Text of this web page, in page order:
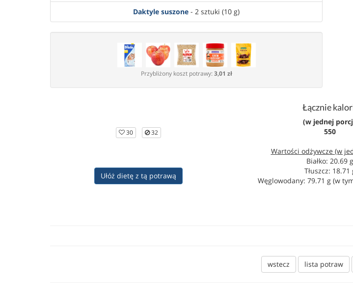
Daktyle suszone - 2 sztuki (10 g)
Przybliżony koszt potrawy:3,01 zł
30 32
Ułóż dietę z tą potrawą
Łącznie
(w jednej
550
Wartości odżywcze (w
Białko: 20.69 g
Tłuszcz: 18.71
Węglowodany: 79.71 g (w
wstecz lista potraw